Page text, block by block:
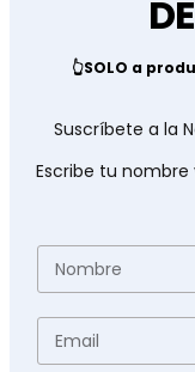
👆SOLO a
Suscríbete a la
Escribe tu
Nombre